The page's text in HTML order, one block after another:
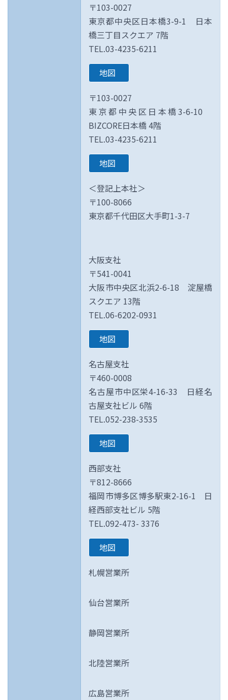
〒103-0027
東京都中央区日本橋3-9-1 日本
橋三丁目スクエア 7階
TEL.03-4235-6211
地図
〒103-0027
東京都中央区日本橋3-6-10
BIZCORE日本橋 4階
TEL.03-4235-6211
地図
＜登記上本社＞
〒100-8066
東京都千代田区大手町1-3-7
大阪支社
〒541-0041
大阪市中央区北浜2-6-18 淀屋橋
スクエア 13階
TEL.06-6202-0931
地図
名古屋支社
〒460-0008
名古屋市中区栄4-16-33 日経名
古屋支社ビル 6階
TEL.052-238-3535
地図
西部支社
〒812-8666
福岡市博多区博多駅東2-16-1 日
経西部支社ビル 5階
TEL.092-473- 3376
地図
札幌営業所
仙台営業所
静岡営業所
北陸営業所
広島営業所